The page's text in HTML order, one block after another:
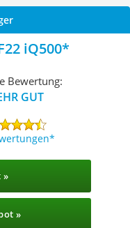
iQ500
Bewertung:
GUT
»
»